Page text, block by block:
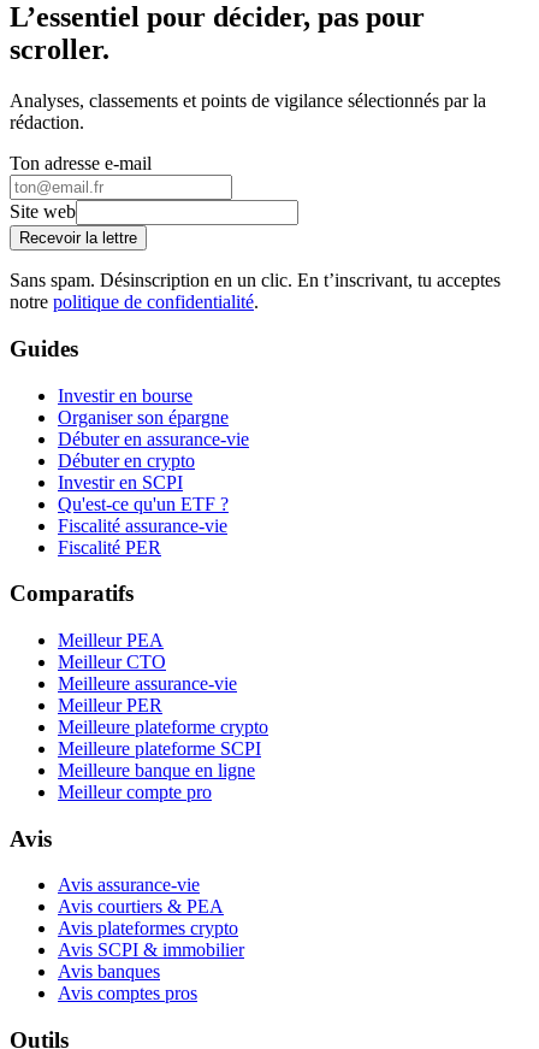
L’essentiel pour décider, pas pour
scroller.
Analyses, classements et points de vigilance sélectionnés par la
rédaction.
Ton adresse e-mail
Site web
Recevoir la lettre
Sans spam. Désinscription en un clic. En t’inscrivant, tu acceptes
notre politique de confidentialité.
Guides
Investir en bourse
Organiser son épargne
Débuter en assurance-vie
Débuter en crypto
Investir en SCPI
Qu'est-ce qu'un ETF ?
Fiscalité assurance-vie
Fiscalité PER
Comparatifs
Meilleur PEA
Meilleur CTO
Meilleure assurance-vie
Meilleur PER
Meilleure plateforme crypto
Meilleure plateforme SCPI
Meilleure banque en ligne
Meilleur compte pro
Avis
Avis assurance-vie
Avis courtiers & PEA
Avis plateformes crypto
Avis SCPI & immobilier
Avis banques
Avis comptes pros
Outils